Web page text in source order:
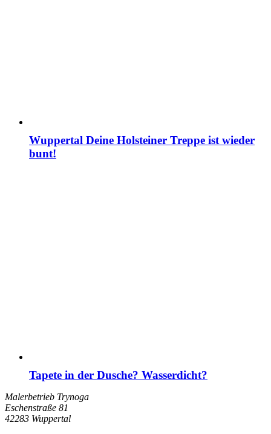
Wuppertal Deine Holsteiner Treppe ist wieder
bunt!
Tapete in der Dusche? Wasserdicht?
Malerbetrieb Trynoga
Eschenstraße 81
42283 Wuppertal